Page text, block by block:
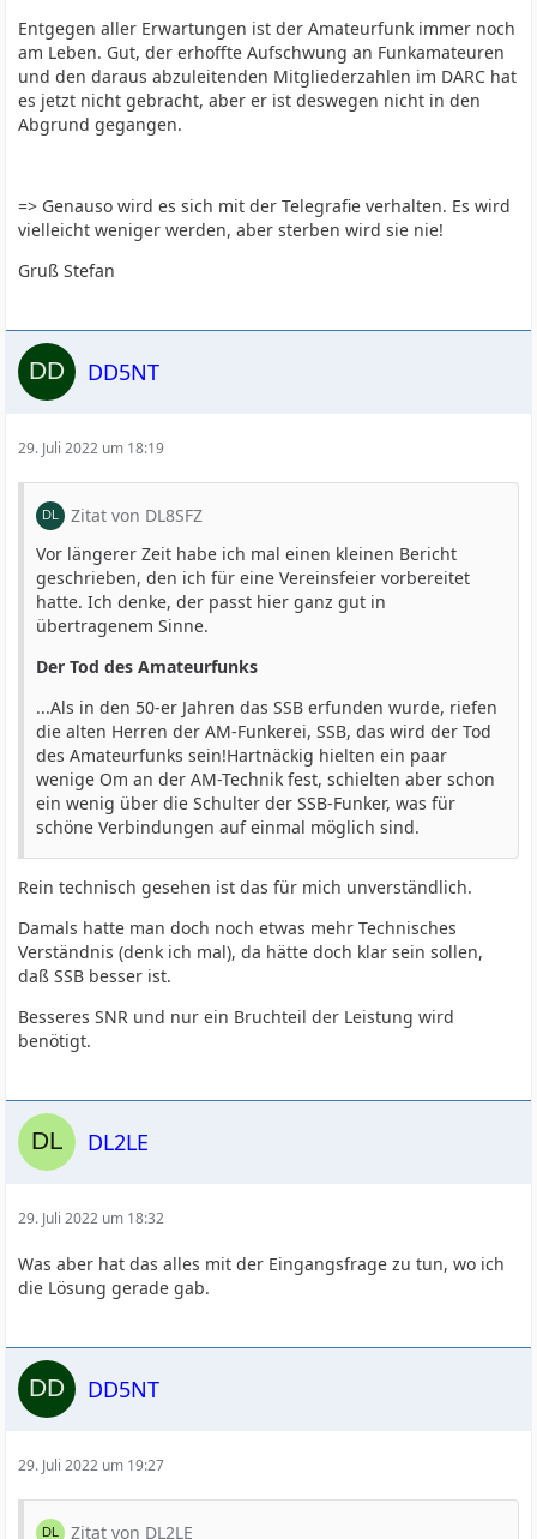
Entgegen aller Erwartungen ist der Amateurfunk immer noch
am Leben. Gut, der erhoffte Aufschwung an Funkamateuren
und den daraus abzuleitenden Mitgliederzahlen im DARC hat
es jetzt nicht gebracht, aber er ist deswegen nicht in den
Abgrund gegangen.
=> Genauso wird es sich mit der Telegrafie verhalten. Es wird
vielleicht weniger werden, aber sterben wird sie nie!
Gruß Stefan
DD5NT
29. Juli 2022 um 18:19
Zitat von DL8SFZ
Vor längerer Zeit habe ich mal einen kleinen Bericht
geschrieben, den ich für eine Vereinsfeier vorbereitet
hatte. Ich denke, der passt hier ganz gut in
übertragenem Sinne.
Der Tod des Amateurfunks
...Als in den 50-er Jahren das SSB erfunden wurde, riefen
die alten Herren der AM-Funkerei, SSB, das wird der Tod
des Amateurfunks sein!Hartnäckig hielten ein paar
wenige Om an der AM-Technik fest, schielten aber schon
ein wenig über die Schulter der SSB-Funker, was für
schöne Verbindungen auf einmal möglich sind.
Rein technisch gesehen ist das für mich unverständlich.
Damals hatte man doch noch etwas mehr Technisches
Verständnis (denk ich mal), da hätte doch klar sein sollen,
daß SSB besser ist.
Besseres SNR und nur ein Bruchteil der Leistung wird
benötigt.
DL2LE
29. Juli 2022 um 18:32
Was aber hat das alles mit der Eingangsfrage zu tun, wo ich
die Lösung gerade gab.
DD5NT
29. Juli 2022 um 19:27
Zitat von DL2LE